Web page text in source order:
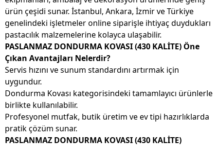
ürün çeşidi sunar. İstanbul, Ankara, İzmir ve Türkiye
genelindeki işletmeler online siparişle ihtiyaç duydukları
pastacılık malzemelerine kolayca ulaşabilir.
PASLANMAZ DONDURMA KOVASI (430 KALİTE) Öne
Çıkan Avantajları Nelerdir?
Servis hızını ve sunum standardını artırmak için
uygundur.
Dondurma Kovası kategorisindeki tamamlayıcı ürünlerle
birlikte kullanılabilir.
Profesyonel mutfak, butik üretim ve ev tipi hazırlıklarda
pratik çözüm sunar.
PASLANMAZ DONDURMA KOVASI (430 KALİTE)